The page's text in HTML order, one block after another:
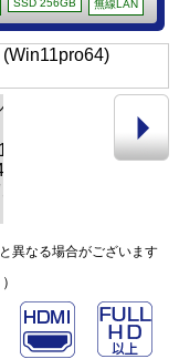
SSD 256GB 無線LAN
異なる場合がございます